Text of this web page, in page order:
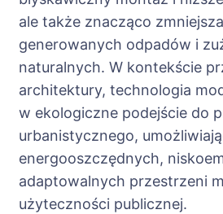
ale także znacząco
generowanych odpadów i
naturalnych. W kontekście
architektury, technologia
w ekologiczne podejście do
urbanistycznego,
energooszczędnych,
adaptowalnych przestrzeni
użyteczności publicznej.